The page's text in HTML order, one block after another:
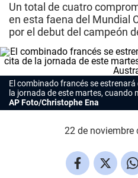
Un total de cuatro
en esta faena del Mundial
por el debut del campeón
El combinado francés se
la jornada de este martes,
AP Foto/Christophe Ena
22 de noviembre